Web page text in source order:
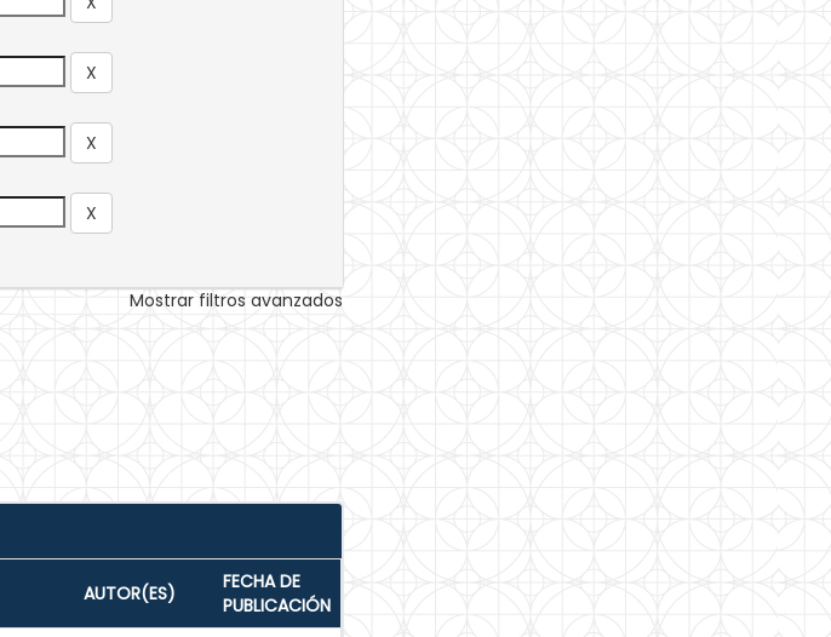
Mostrar filtros avanzados
AUTOR(ES)
FECHA DE
PUBLICACIÓN